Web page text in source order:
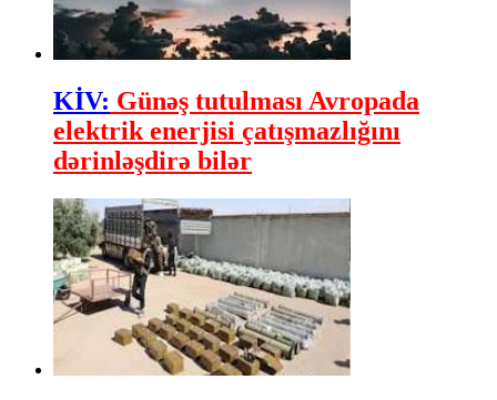
KİV: Günəş tutulması Avropada
elektrik enerjisi çatışmazlığını
dərinləşdirə bilər